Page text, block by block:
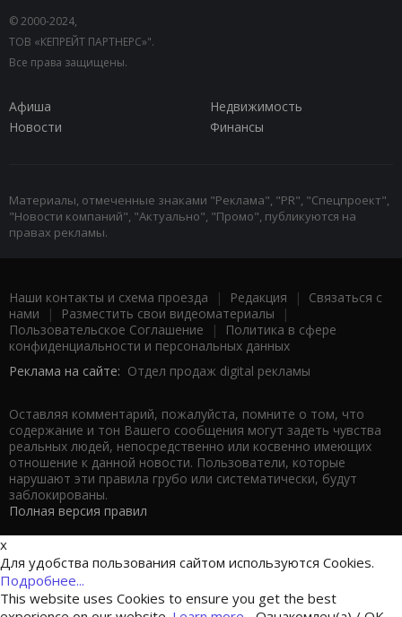
© 2000-2024,
ТОВ «КЕПРЕЙТ ПАРТНЕРС»".
Все права защищены.
Афиша
Недвижимость
Новости
Финансы
Материалы, отмеченные знаками "Реклама", "PR", "Спецпроект",
"Новости компаний", "Актуально", "Промо", публикуются на
правах рекламы.
Наши контакты и схема проезда | Редакция | Связаться с
нами | Разместить свои видеоматериалы |
Пользовательское Соглашение |
Политика в сфере
конфиденциальности и персональных данных
Реклама на сайте: Отдел продаж digital рекламы
Оставляя комментарий, пожалуйста, помните о том, что
содержание и тон Вашего сообщения могут задеть чувства
реальных людей, непосредственно или косвенно имеющих
отношение к данной новости. Пользователи, которые
нарушают эти правила грубо или систематически, будут
заблокированы.
Полная версия правил
x
Для удобства пользования сайтом используются Cookies.
Подробнее...
This website uses Cookies to ensure you get the best